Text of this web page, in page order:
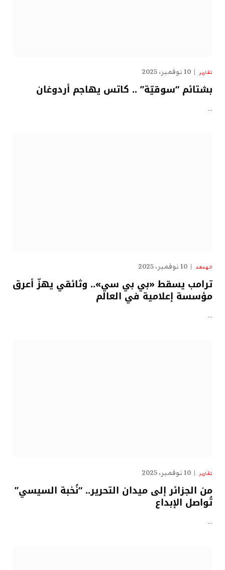
تقارير 10 نوفمبر، 2025
بشتائم “سوقيّة” .. كاتس يهاجم أردوغان
…
الهدهد 10 نوفمبر، 2025
ترامب يسقط «بي بي سي».. وثائقي يهزّ أعرق
مؤسسة إعلامية في العالم
…
تقارير 10 نوفمبر، 2025
من الجزائر إلى ميدان التحرير.. “نُخبة السيسي”
تُواصل الإبداع
…